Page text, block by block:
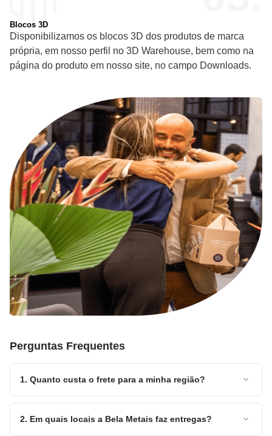
Blocos 3D
Disponibilizamos os blocos 3D dos produtos de marca
própria, em nosso perfil no 3D Warehouse, bem como na
página do produto em nosso site, no campo Downloads.
Perguntas Frequentes
1. Quanto custa o frete para a minha região?
Para calcular o frete do produto para sua cidade é muito
simples, basta selecionar a quantidade de produtos que
2. Em quais locais a Bela Metais faz entregas?